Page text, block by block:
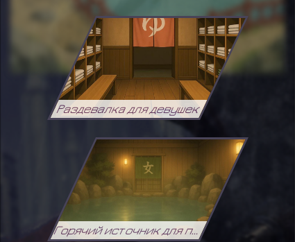
Раздевалка для девушек
Горячий источник для парней